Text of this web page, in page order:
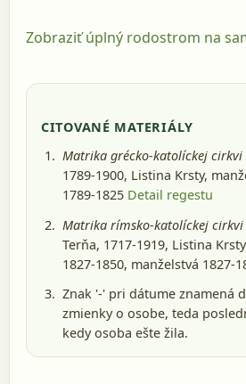
Zobraziť úplný rodostrom na
CITOVANÉ MATERIÁLY
Matrika grécko-katolíckej cirkvi
1789-1900, Listina Krsty,
1789-1825 Detail regestu
Matrika rímsko-katolíckej cirkvi
Terňa, 1717-1919, Listina
1827-1850, manželstvá 1827-
Znak '-' pri dátume znamená
zmienky o osobe, teda
kedy osoba ešte žila.